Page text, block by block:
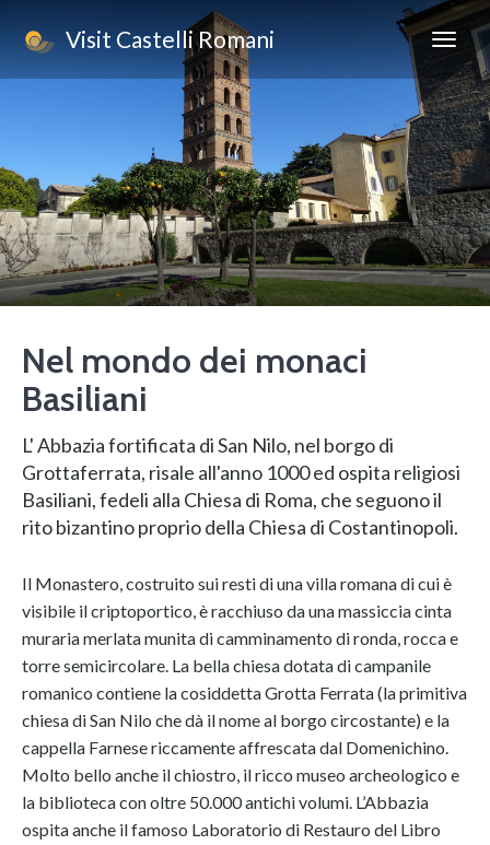
Visit Castelli Romani
Nel mondo dei monaci
Basiliani
L' Abbazia fortificata di San Nilo, nel borgo di
Grottaferrata, risale all'anno 1000 ed ospita religiosi
Basiliani, fedeli alla Chiesa di Roma, che seguono il
rito bizantino proprio della Chiesa di Costantinopoli.
Il Monastero, costruito sui resti di una villa romana di cui è
visibile il criptoportico, è racchiuso da una massiccia cinta
muraria merlata munita di camminamento di ronda, rocca e
torre semicircolare. La bella chiesa dotata di campanile
romanico contiene la cosiddetta Grotta Ferrata (la primitiva
chiesa di San Nilo che dà il nome al borgo circostante) e la
cappella Farnese riccamente affrescata dal Domenichino.
Molto bello anche il chiostro, il ricco museo archeologico e
la biblioteca con oltre 50.000 antichi volumi. L’Abbazia
ospita anche il famoso Laboratorio di Restauro del Libro